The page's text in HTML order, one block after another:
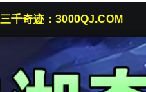
三千奇迹：3000QJ.COM